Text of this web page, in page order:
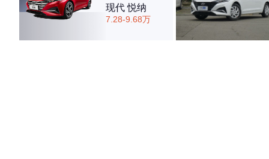
现代 悦纳
7.28-9.68万